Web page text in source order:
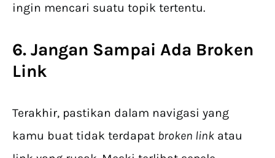
ingin mencari suatu topik tertentu.
6. Jangan Sampai Ada Broken
Link
Terakhir, pastikan dalam navigasi yang
kamu buat tidak terdapat broken link atau